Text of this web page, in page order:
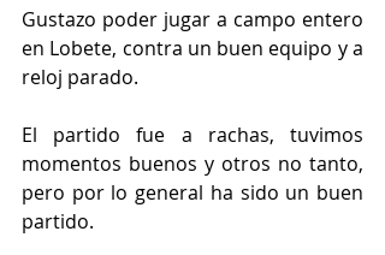
Gustazo poder jugar a campo entero
en Lobete, contra un buen equipo y a
reloj parado.
El partido fue a rachas, tuvimos
momentos buenos y otros no tanto,
pero por lo general ha sido un buen
partido.